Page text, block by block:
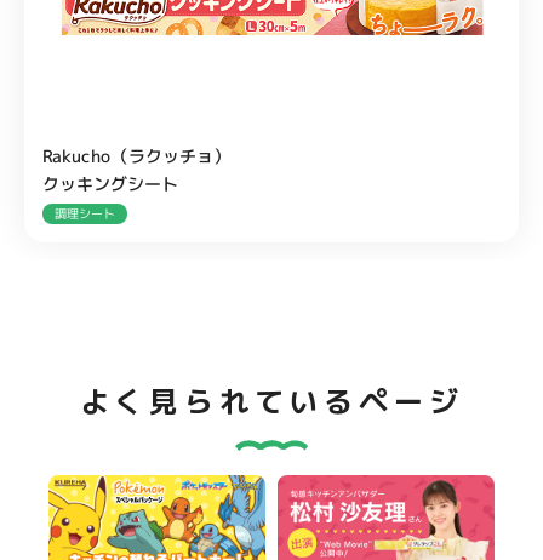
Rakucho（ラクッチョ）
クッキングシート
調理シート
よく見られているページ